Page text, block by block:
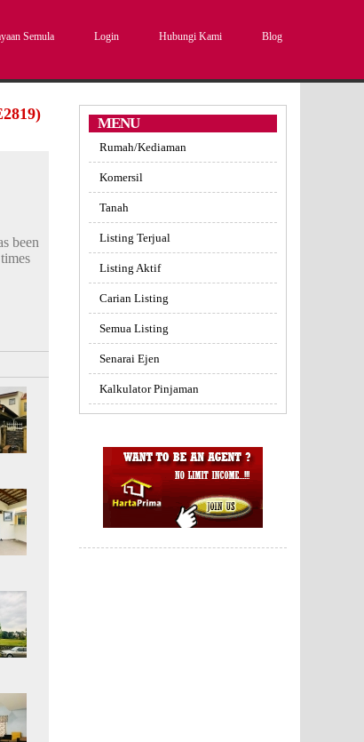
Semula Login Hubungi Kami Blog
been
times
MENU
Rumah/Kediaman
Komersil
Tanah
Listing Terjual
Listing Aktif
Carian Listing
Semua Listing
Senarai Ejen
Kalkulator Pinjaman